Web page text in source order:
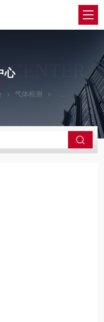
CENTER
心
气体检测 便携单一气体